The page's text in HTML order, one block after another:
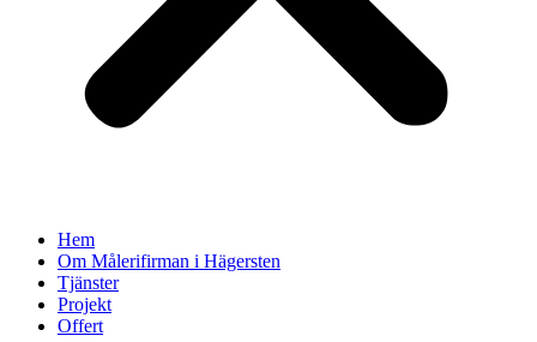
Hem
Om Målerifirman i Hägersten
Tjänster
Projekt
Offert